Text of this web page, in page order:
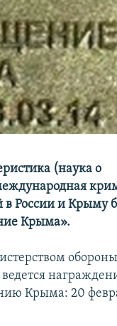
(наука о
в России и Крыму
Крыма».
Крыма: 20